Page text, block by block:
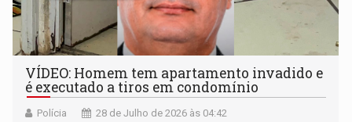
VÍDEO: Homem tem apartamento invadido e
é executado a tiros em condomínio
Polícia 28 de Julho de 2026 às 04:42